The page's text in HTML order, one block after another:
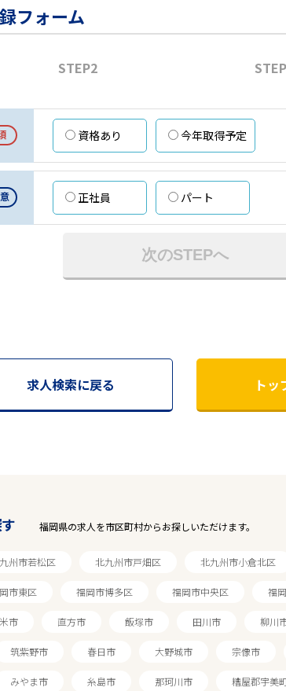
フォーム
STEP2
資格あり 今年取得予定
正社員 パート
次のSTEPへ
求人検索に戻る トッ
福岡県の求人を市区町村からお探しいただけます。
州市若松区 北九州市戸畑区 北九州市小倉北区
市東区 福岡市博多区 福岡市中央区 福
市 直方市 飯塚市 田川市 柳川
筑紫野市 春日市 大野城市 宗像市
みやま市 糸島市 那珂川市 糟屋郡宇美